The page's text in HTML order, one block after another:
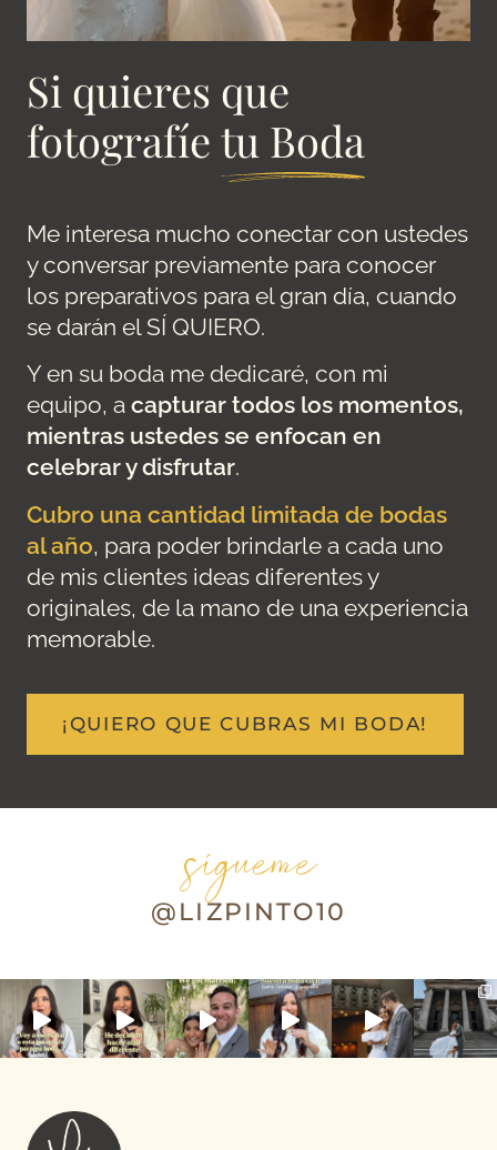
Si quieres que
fotografíetu Boda
Me interesa mucho conectar con ustedes
y conversar previamente para conocer
los preparativos para el gran día, cuando
se darán el SÍ QUIERO.
Y en su boda me dedicaré, con mi
equipo, a capturar todos los momentos,
mientras ustedes se enfocan en
celebrar y disfrutar.
Cubro una cantidad limitada de bodas
al año, para poder brindarle a cada uno
de mis clientes ideas diferentes y
originales, de la mano de una experiencia
memorable.
¡QUIERO QUE CUBRAS MI BODA!
sígueme
@LIZPINTO10